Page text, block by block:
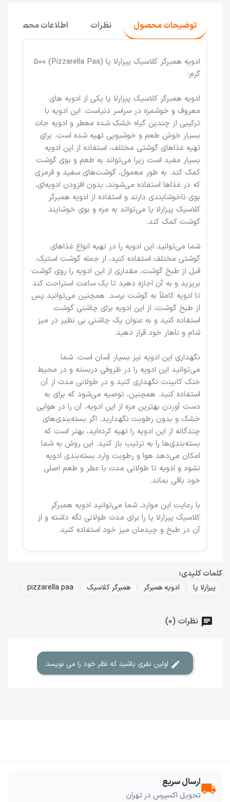
توضیحات محصول نظرات اطلاعات محصول
ادویه همبرگر کلاسیک پیزارلا پا (Pizzarella Paa) 500
گرم:
ادویه همبرگر کلاسیک پیزارلا پا یکی از ادویه های
معروف و خوشمزه در سراسر دنیاست. این ادویه با
ترکیبی از چندین گیاه خشک شده معطر و ادویه جات
بسیار خوش طعم و خوشبویی تهیه شده است. برای
تهیه غذاهای گوشتی مختلف، استفاده از این ادویه
بسیار مفید است زیرا می‌تواند به طعم و بوی گوشت
کمک کند. به طور معمول، گوشت‌های سفید و قرمزی
که در غذاها استفاده می‌شوند، بدون افزودن ادویه‌ای،
بوی ناخوشایندی دارند و استفاده از ادویه همبرگر
کلاسیک پیزارلا پا می‌تواند به مزه و بوی خوشایند
گوشت کمک کند.
شما می‌توانید این ادویه را در تهیه انواع غذاهای
گوشتی مختلف استفاده کنید، از جمله گوشت استیک.
قبل از طبخ گوشت، مقداری از این ادویه را روی گوشت
بریزید و به آن اجازه دهید تا یک ساعت استراحت کند
تا ادویه کاملاً به گوشت برسد. همچنین می‌توانید پس
از طبخ گوشت، از این ادویه برای چاشنی گوشت
استفاده کنید و به عنوان یک چاشنی بی نظیر در میز
شام و ناهار خود قرار دهید.
نگهداری این ادویه نیز بسیار آسان است. شما
می‌توانید این ادویه را در ظروفی دربسته و در محیط
خنک کابینت نگهداری کنید و در طولانی مدت از آن
استفاده کنید. همچنین، توصیه می‌شود که برای به
دست آوردن بهترین مزه از این ادویه، آن را در هوایی
خشک و بدون رطوبت نگهدارید. اگر بسته‌بندی‌های
چندگانه از این ادویه را تهیه کرده‌اید، بهتر است که
بسته‌بندی‌ها را به ترتیب باز کنید. این روش به شما
امکان می‌دهد هوا و رطوبت وارد بسته‌بندی ادویه
نشود و ادویه تا طولانی مدت با عطر و طعم اصلی
خود باقی بماند.
با رعایت این موارد، شما می‌توانید ادویه همبرگر
کلاسیک پیزارلا پا را برای مدت طولانی نگه داشته و از
آن در طبخ و چیدمان میز خود استفاده کنید.
کلمات کلیدی:
پیزارلا پا ادویه همبرگر همبرگر کلاسیک pizzarella paa
نظرات (0)
local_shippingارسال سریع
تحویل اکسپرس در تهران